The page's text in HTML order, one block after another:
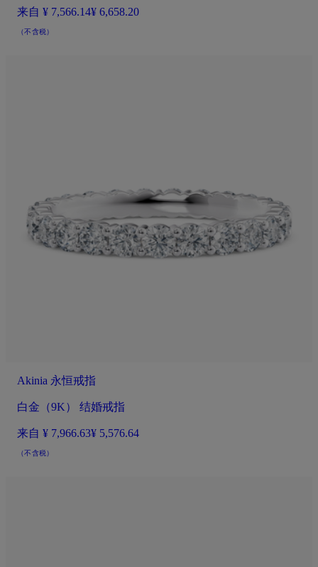
来自 ¥ 7,566.14¥ 6,658.20
（不含税）
Akinia 永恒戒指
白金（9K） 结婚戒指
来自 ¥ 7,966.63¥ 5,576.64
（不含税）